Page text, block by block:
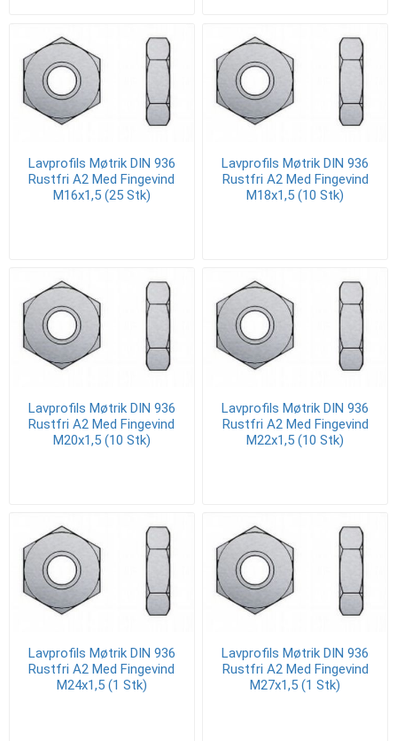
Lavprofils Møtrik DIN 936
Rustfri A2 Med Fingevind
M16x1,5 (25 Stk)
Lavprofils Møtrik DIN 936
Rustfri A2 Med Fingevind
M18x1,5 (10 Stk)
Lavprofils Møtrik DIN 936
Rustfri A2 Med Fingevind
M20x1,5 (10 Stk)
Lavprofils Møtrik DIN 936
Rustfri A2 Med Fingevind
M22x1,5 (10 Stk)
Lavprofils Møtrik DIN 936
Rustfri A2 Med Fingevind
M24x1,5 (1 Stk)
Lavprofils Møtrik DIN 936
Rustfri A2 Med Fingevind
M27x1,5 (1 Stk)